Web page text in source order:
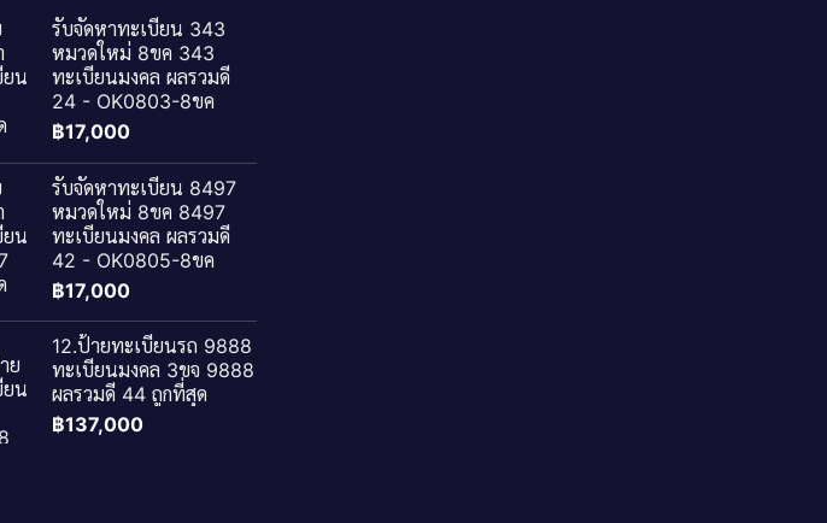
รับจัดหาทะเบียน 343
หมวดใหม่ 8ขค 343
ทะเบียนมงคล ผลรวมดี
24 - OK0803-8ขค
฿17,000
รับจัดหาทะเบียน 8497
หมวดใหม่ 8ขค 8497
ทะเบียนมงคล ผลรวมดี
42 - OK0805-8ขค
฿17,000
12.ป้ายทะเบียนรถ 9888
ทะเบียนมงคล 3ขจ 9888
ผลรวมดี 44 ถูกที่สุด
฿137,000